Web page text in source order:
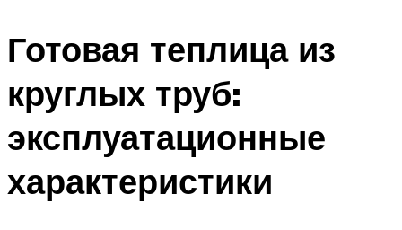
Готовая теплица из
круглых труб:
эксплуатационные
характеристики